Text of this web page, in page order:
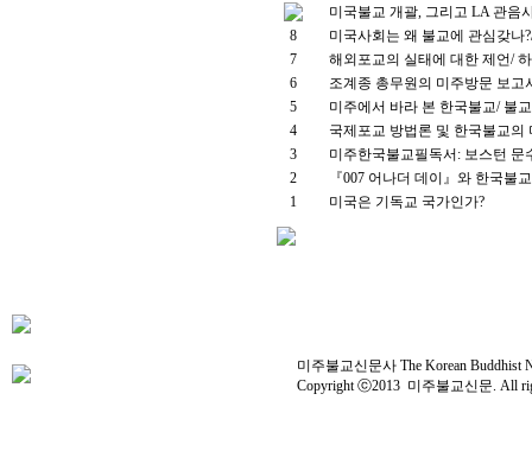
미국불교 개괄, 그리고 LA 관음
8
미국사회는 왜 불교에 관심갖나
7
해외포교의 실태에 대한 제언/
6
조계종 총무원의 미주방문 보고
5
미주에서 바라 본 한국불교/ 불
4
국제포교 방법론 및 한국불교
3
미주한국불교필독서: 보스턴 문
2
『007 어나더 데이』와 한국불
1
미국은 기독교 국가인가?
미주불교신문사 The Korean Buddhist
Copyright ⓒ2013 미주불교신문. All